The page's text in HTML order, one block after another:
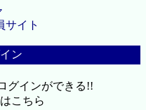
サイト
ン
グインができる!!
こちら